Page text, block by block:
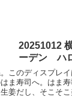
20251012
ーデン ハ
このディスプレ
ま寿司へ。はま
姜だし、そこそこ